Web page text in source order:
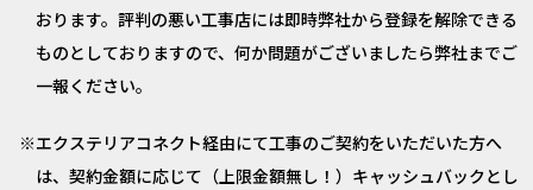
おります。評判の悪い工事店には即時弊社から登録を解除できる
ものとしておりますので、何か問題がございましたら弊社までご
一報ください。
エクステリアコネクト経由にて工事のご契約をいただいた方へ
は、契約金額に応じて（上限金額無し！）キャッシュバックとし